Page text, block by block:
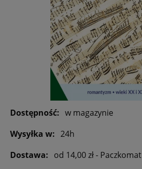
Dostępność: w magazynie
Wysyłka w: 24h
Dostawa: od 14,00 zł- Paczkomat